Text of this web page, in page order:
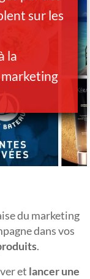
sur les
la
du marketing
dans vos
.
et lancer une